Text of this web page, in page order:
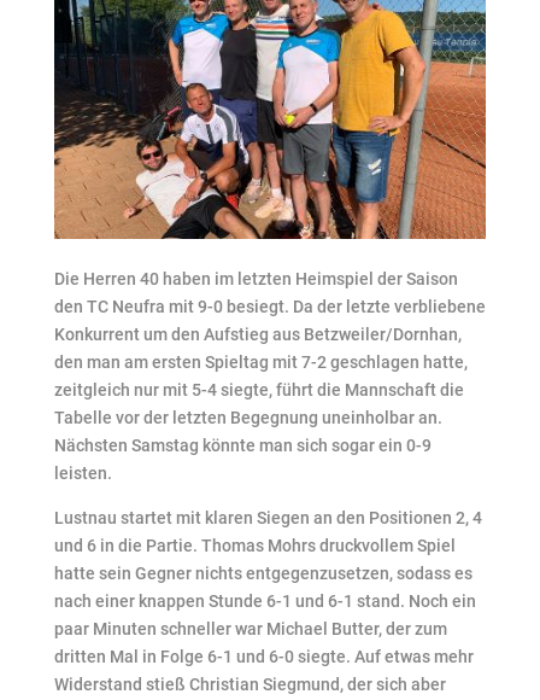
Die Herren 40 haben im letzten Heimspiel der Saison
den TC Neufra mit 9-0 besiegt. Da der letzte verbliebene
Konkurrent um den Aufstieg aus Betzweiler/Dornhan,
den man am ersten Spieltag mit 7-2 geschlagen hatte,
zeitgleich nur mit 5-4 siegte, führt die Mannschaft die
Tabelle vor der letzten Begegnung uneinholbar an.
Nächsten Samstag könnte man sich sogar ein 0-9
leisten.
Lustnau startet mit klaren Siegen an den Positionen 2, 4
und 6 in die Partie. Thomas Mohrs druckvollem Spiel
hatte sein Gegner nichts entgegenzusetzen, sodass es
nach einer knappen Stunde 6-1 und 6-1 stand. Noch ein
paar Minuten schneller war Michael Butter, der zum
dritten Mal in Folge 6-1 und 6-0 siegte. Auf etwas mehr
Widerstand stieß Christian Siegmund, der sich aber